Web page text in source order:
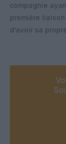
compagnie
première
d’avoir sa